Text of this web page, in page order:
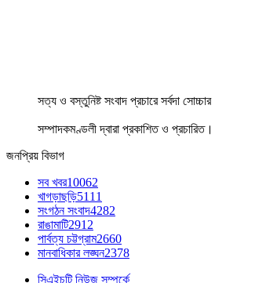
সত্য ও বস্তুনিষ্ট সংবাদ প্রচারে সর্বদা সোচ্চার
সম্পাদকমণ্ডলী দ্বারা প্রকাশিত ও প্রচারিত।
জনপ্রিয় বিভাগ
সব খবর10062
খাগড়াছড়ি5111
সংগঠন সংবাদ4282
রাঙামাটি2912
পার্বত্য চট্টগ্রাম2660
মানবাধিকার লঙ্ঘন2378
সিএইচটি নিউজ সম্পর্কে